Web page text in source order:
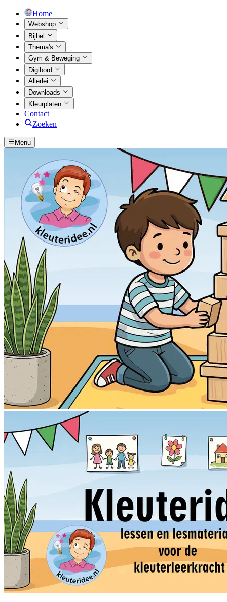
Home
Webshop
Bijbel
Thema's
Gym & Beweging
Digibord
Allerlei
Downloads
Kleurplaten
Contact
Zoeken
Menu